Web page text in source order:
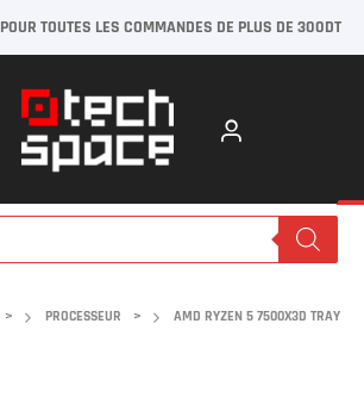
POUR TOUTES LES COMMANDES DE PLUS DE 300DT
> PROCESSEUR > AMD RYZEN 5 7500X3D TRAY